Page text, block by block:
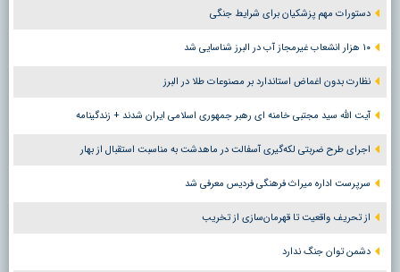
دستورات مهم پزشکیان برای شرایط جنگی
۱۰ هزار انشعاب غیرمجاز آب در البرز شناسایی شد
نظارت بدون اغماض استاندارد بر مصنوعات طلا در البرز
آیت الله سید مجتبی خامنه ای رهبر جمهوری اسلامی ایران شدند + زندگینامه
اجرای طرح ضربتی لکه‌گیری آسفالت در ماهدشت به مناسبت استقبال از بهار
سرپرست اداره میراث فرهنگی فردیس معرفی شد
از تحریف واقعیت تا قهرمان‌سازی از تخریب
دشمن توان جنگ ندارد